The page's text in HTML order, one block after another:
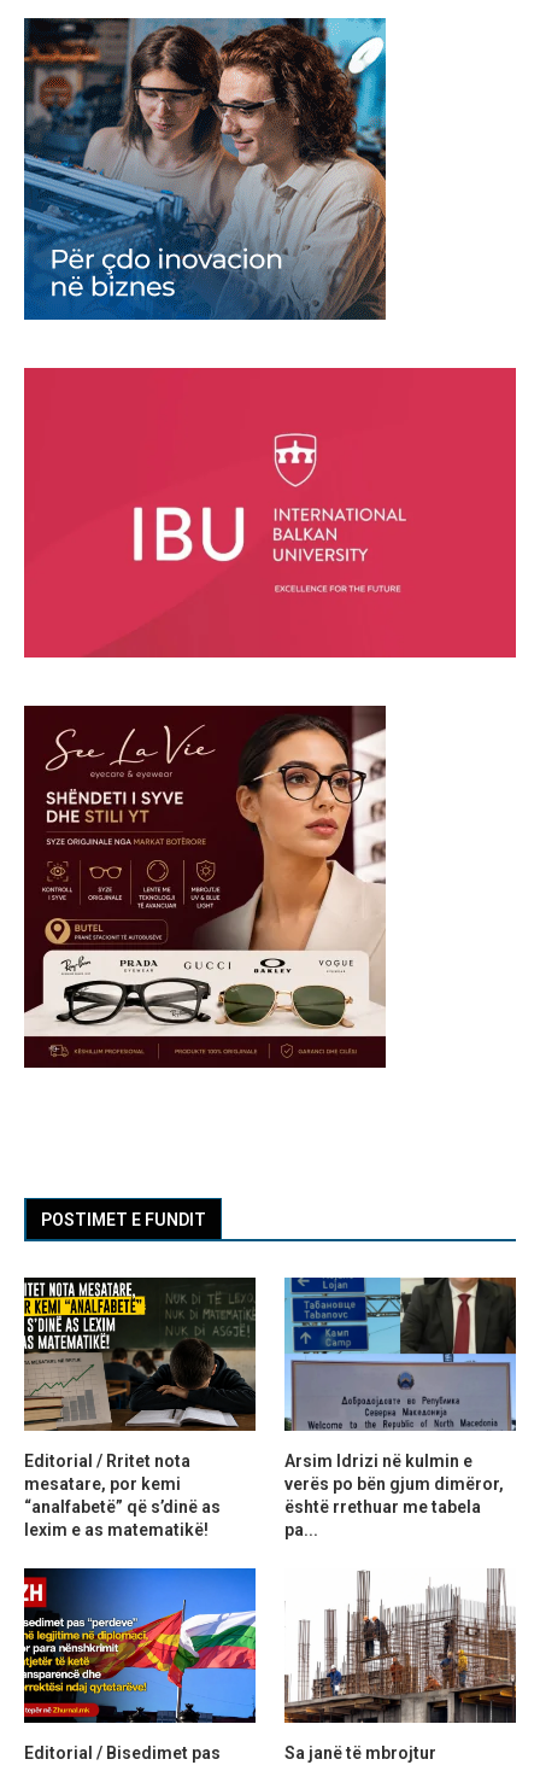
POSTIMET E FUNDIT
Editorial / Rritet nota
mesatare, por kemi
“analfabetë” që s’dinë as
lexim e as matematikë!
Arsim Idrizi në kulmin e
verës po bën gjum dimëror,
është rrethuar me tabela
pa...
Editorial / Bisedimet pas
Sa janë të mbrojtur